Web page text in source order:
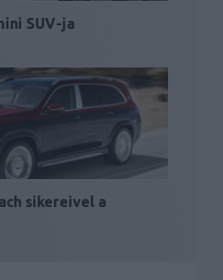
SUV-ja
sikereivel a